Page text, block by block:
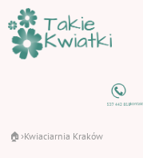
🏠 ›Kwiaciarnia Kraków